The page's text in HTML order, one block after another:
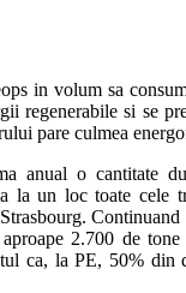
in volum sa
regenerabile si se
pare culmea
anual o cantitate
la un loc toate cele
Continuand
2.700 de tone
ca, la PE, 50% din